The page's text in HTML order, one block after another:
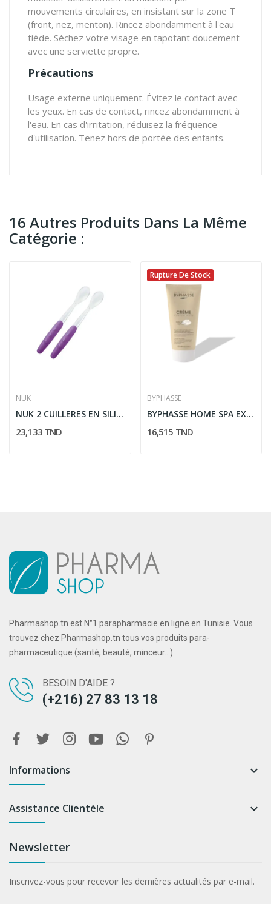
mouvements circulaires, en insistant sur la zone T
(front, nez, menton). Rincez abondamment à l'eau
tiède. Séchez votre visage en tapotant doucement
avec une serviette propre.
Précautions
Usage externe uniquement. Évitez le contact avec
les yeux. En cas de contact, rincez abondamment à
l'eau. En cas d'irritation, réduisez la fréquence
d'utilisation. Tenez hors de portée des enfants.
16 Autres Produits Dans La Même
Catégorie :
NUK
NUK 2 CUILLERES EN SILICONE 4M+
23,133 TND
Rupture De Stock
BYPHASSE
BYPHASSE HOME SPA EXPERIENCE CREME DE SOIN...
16,515 TND
Pharmashop.tn est N°1 parapharmacie en ligne en Tunisie. Vous
trouvez chez Pharmashop.tn tous vos produits para-
pharmaceutique (santé, beauté, minceur...)
BESOIN D'AIDE ?
(+216) 27 83 13 18
Informations 
Assistance Clientèle 
Newsletter
Inscrivez-vous pour recevoir les dernières actualités par e-mail.